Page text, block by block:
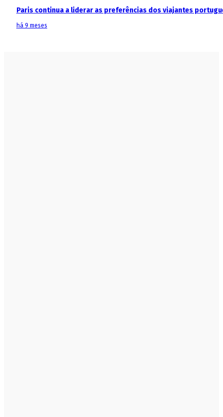
Paris continua a liderar as preferências dos viajantes
há 9 meses